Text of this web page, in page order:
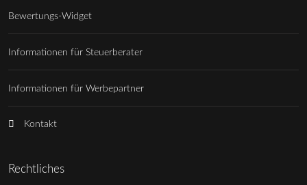
Bewertungs-Widget
Informationen für Steuerberater
Informationen für Werbepartner
Kontakt
Rechtliches